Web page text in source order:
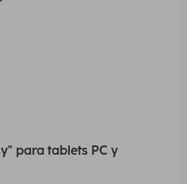
para tablets PC y